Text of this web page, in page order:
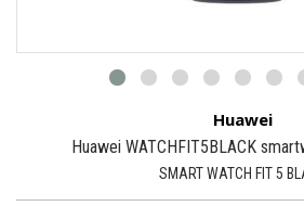
Huawei
Huawei WATCHFIT5BLACK
SMART WATCH FIT 5